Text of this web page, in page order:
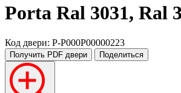
Porta Ral 3031, Ral
Код двери: P-P000P00000223
Получить PDF двери Поделиться